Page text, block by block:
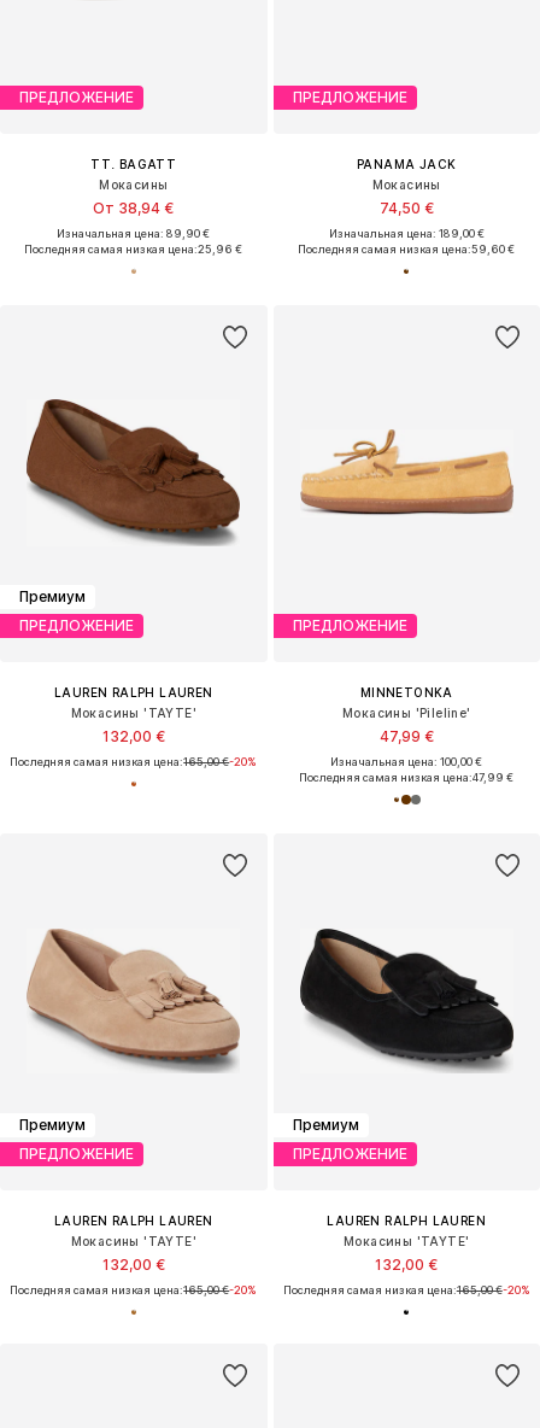
ПРЕДЛОЖЕНИЕ
TT. BAGATT
Мокасины
От 38,94 €
Изначальная цена: 89,90 €
Последняя самая низкая цена:25,96 €
ПРЕДЛОЖЕНИЕ
PANAMA JACK
Мокасины
74,50 €
Изначальная цена: 189,00 €
Последняя самая низкая цена:59,60 €
Премиум
ПРЕДЛОЖЕНИЕ
LAUREN RALPH LAUREN
Мокасины 'TAYTE'
132,00 €
Последняя самая низкая цена:165,00 €-20%
ПРЕДЛОЖЕНИЕ
MINNETONKA
Мокасины 'Pileline'
47,99 €
Изначальная цена: 100,00 €
Последняя самая низкая цена:47,99 €
Премиум
ПРЕДЛОЖЕНИЕ
LAUREN RALPH LAUREN
Мокасины 'TAYTE'
132,00 €
Последняя самая низкая цена:165,00 €-20%
Премиум
ПРЕДЛОЖЕНИЕ
LAUREN RALPH LAUREN
Мокасины 'TAYTE'
132,00 €
Последняя самая низкая цена:165,00 €-20%